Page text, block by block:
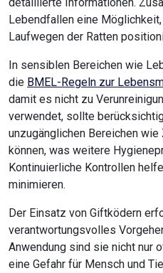
Lebendfallen eine
Laufwegen der Ratten
In sensiblen Bereichen wie
die BMEL-Regeln zur
damit es nicht zu
verwendet, sollte
unzugänglichen Bereichen
können, was weitere
Kontinuierliche Kontrollen
minimieren.
Der Einsatz von Giftködern
verantwortungsvolles
Anwendung sind sie nicht nur
eine Gefahr für Mensch und